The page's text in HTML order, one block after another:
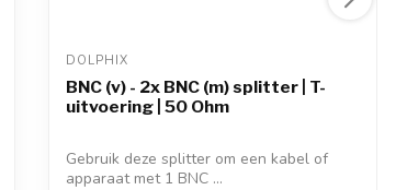
DOLPHIX
BNC (v) - 2x BNC (m) splitter | T-
uitvoering | 50 Ohm
Gebruik deze splitter om een kabel of
apparaat met 1 BNC ...